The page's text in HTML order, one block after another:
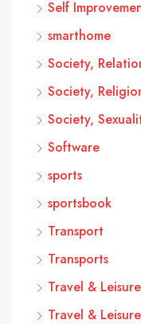
Self
smarthome
Society,
Society,
Society,
Software
sports
sportsbook
Transport
Transports
Travel &
Travel &